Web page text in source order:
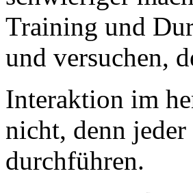
Training und
und versuchen,
Interaktion im
nicht, denn
durchführen.